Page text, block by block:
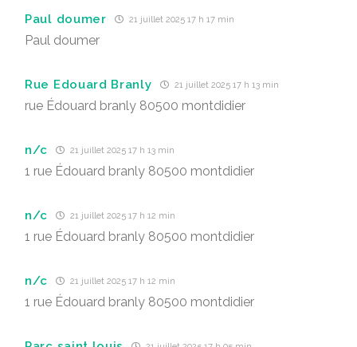
Paul doumer 21 juillet 2025 17 h 17 min
Paul doumer
Rue Edouard Branly 21 juillet 2025 17 h 13 min
rue Édouard branly 80500 montdidier
n/c 21 juillet 2025 17 h 13 min
1 rue Édouard branly 80500 montdidier
n/c 21 juillet 2025 17 h 12 min
1 rue Édouard branly 80500 montdidier
n/c 21 juillet 2025 17 h 12 min
1 rue Édouard branly 80500 montdidier